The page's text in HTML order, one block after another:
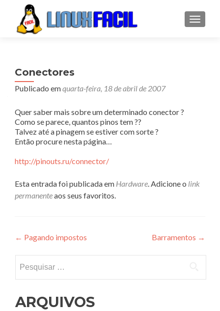
Conectores
Publicado emquarta-feira, 18 de abril de 2007
Quer saber mais sobre um determinado conector ?
Como se parece, quantos pinos tem ??
Talvez até a pinagem se estiver com sorte ?
Então procure nesta página…
http://pinouts.ru/connector/
Esta entrada foi publicada em Hardware. Adicione o link
permanenteaos seus favoritos.
Navegação
de
Post
← Pagando impostos Barramentos →
por:
ARQUIVOS